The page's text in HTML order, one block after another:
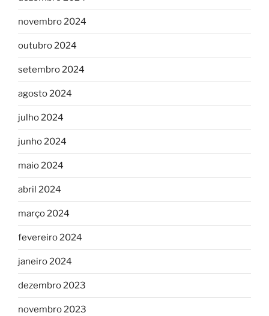
novembro 2024
outubro 2024
setembro 2024
agosto 2024
julho 2024
junho 2024
maio 2024
abril 2024
março 2024
fevereiro 2024
janeiro 2024
dezembro 2023
novembro 2023